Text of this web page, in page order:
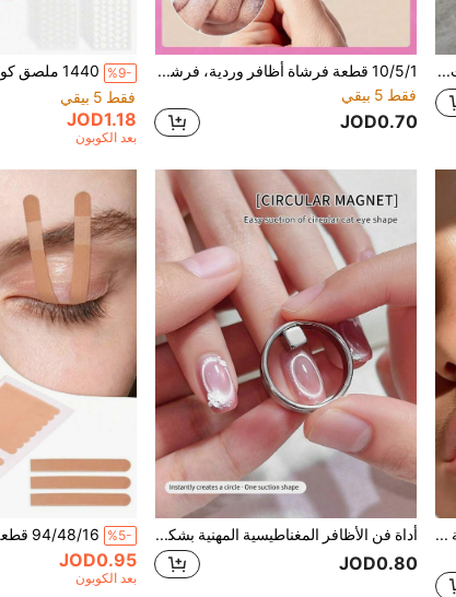
مجموعة إسفنج طبيعي - وسادات تنظيف الجسم المقشرة، خالية من العطور، تصميم بسيط للمطبخ والحمام والسبا والمائدة - للبشرة الحساسة، لون بيج، ضروريات السبا، إسفنجة الحمام، فرشاة المطبخ، تصميم إسفنجة بسيط، إسفنجة خالية من العطور، إسفنجة الحمام والجسم، فرشاة الجسم، اكسسوارات الحمام، مناسبة للخريف/الشتاء، Y2K، هالوين، الحفلات، ، رأس السنة، عيد الميلاد وغيرها من المناسبات، وأيضًا هدية رائعة.
10/5/1 قطعة فرشاة أظافر وردية، فرشاة تنظيف صغيرة، فرشاة متعددة الوظائف، مزيل الجلد الميت، فرشاة أظافر، فرشاة مانيكير، فرشاة تنظيف الغبار، فرشاة العناية بالأظافر متعددة الوظائف، تستخدم لتنظيف الأظافر وإزالة غبار الأظافر والأوساخ، فرشاة تنظيف غبار الأظافر البلاستيكية، فرشاة أظافر متعددة الوظائف ذات شعيرات ناعمة ومقبض مستقيم، فرشاة أظافر برأس مربع، فرشاة تنظيف الغبار، أدوات المانيكير، إكسسوارات طلاء الأظافر، إكسسوارات مزيل طلاء الأظافر، معدات المانيكير، نمط السجاد، فرشاة
فقط 5 بيقي
JOD0.70
%9-
فقط 5 بيقي
JOD1.18
بعد الكوبون
1 قطعة أداة إزالة شعر الوجه - أداة إزالة شعر الوجه بدون ألم، أداة إزالة الشعر بأسطوانة زنبركية محمولة، أداة إزالة الشعر بأسلوب الزنبرك، أداة إزالة الشعر خفيفة الوزن، مناسبة للجنسين، مناسبة للشفة العليا والذقن والوجه والرقبة والذراعين والساقين - سهلة الاستخدام، أداة تجميل DIY محمولة
أداة فن الأظافر المغناطيسية المهنية بشكل عين القطة، قوة مغناطيسية قوية لمناكير الجل، عصا جل بولندي متعددة الوظائف، مناسبة للاستخدام المنزلي وصالون الأظافر DIY، لوازم فن الأظافر، موسم العودة إلى المدرسة
JOD0.80
%5-
JOD0.95
بعد الكوبون